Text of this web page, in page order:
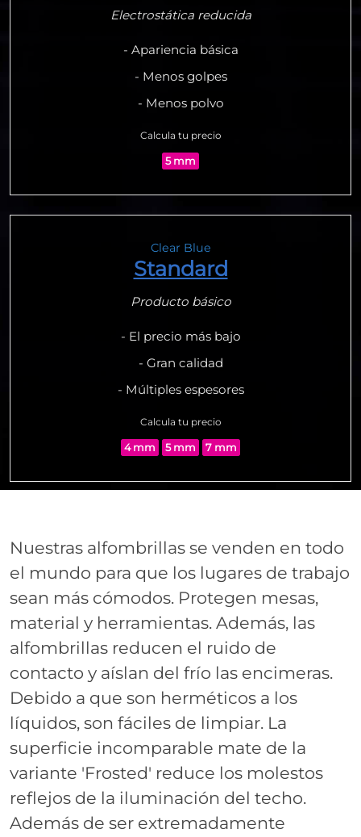
Electrostática reducida
- Apariencia básica
- Menos golpes
- Menos polvo
Calcula tu precio
5 mm
Clear Blue
Standard
Producto básico
- El precio más bajo
- Gran calidad
- Múltiples espesores
Calcula tu precio
4 mm 5 mm 7 mm
Nuestras alfombrillas se venden en todo
el mundo para que los lugares de trabajo
sean más cómodos. Protegen mesas,
material y herramientas. Además, las
alfombrillas reducen el ruido de
contacto y aíslan del frío las encimeras.
Debido a que son herméticos a los
líquidos, son fáciles de limpiar. La
superficie incomparable mate de la
variante 'Frosted' reduce los molestos
reflejos de la iluminación del techo.
Además de ser extremadamente